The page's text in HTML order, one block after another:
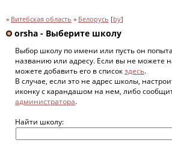
» Витебская область » Белорусь [by]
orsha - Выберите школу
Выбор школу по имени или пусть он
названию или адресу. Если вы не можете
можете добавить его в списокздесь.
В случае, если это не адрес школы,
иконку с карандашом на нем, либо
администратора.
Найти школу: